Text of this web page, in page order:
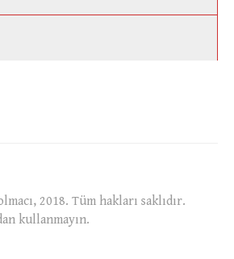
2018. Tüm hakları saklıdır.
kullanmayın.